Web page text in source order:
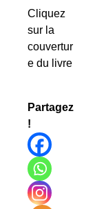
Cliquez
sur la
couvertur
e du livre
Partagez
!